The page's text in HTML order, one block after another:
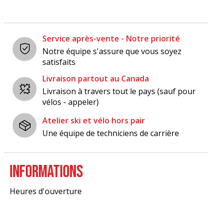
Service après-vente - Notre priorité
Notre équipe s'assure que vous soyez
satisfaits
Livraison partout au Canada
Livraison à travers tout le pays (sauf pour
vélos - appeler)
Atelier ski et vélo hors pair
Une équipe de techniciens de carrière
INFORMATIONS
Heures d'ouverture